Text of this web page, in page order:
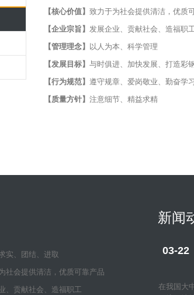
【核心价值】 致力于为社会提供清洁，优质
【企业宗旨】 发展企业、贡献社会、造福职
【管理理念】
以人为本、科学管理
【发展目标】 与时俱进、加快发展、打造彩
【行为规范】 遵守规章、爱岗敬业、勤奋学
【质量方针】 注意细节、精益求精
实、团结、进取
社会提供清洁，优质可靠产品
、贡献社会、造福职工
新闻
03-22
在我国大